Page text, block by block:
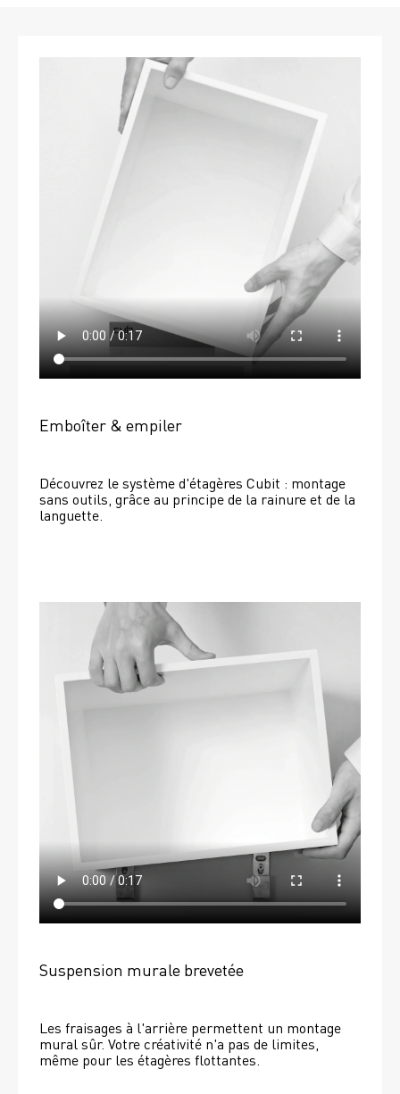
Emboîter & empiler
Découvrez le système d'étagères Cubit : montage
sans outils, grâce au principe de la rainure et de la
languette.
Suspension murale brevetée
Les fraisages à l'arrière permettent un montage
mural sûr. Votre créativité n'a pas de limites,
même pour les étagères flottantes.